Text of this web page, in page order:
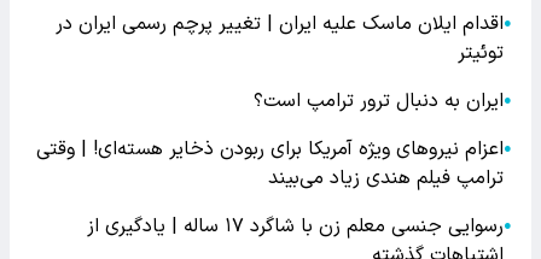
●اقدام ایلان ماسک علیه ایران | تغییر پرچم رسمی ایران در
توئیتر
●ایران به دنبال ترور ترامپ است؟
●اعزام نیروهای ویژه آمریکا برای ربودن ذخایر هسته‌ای! | وقتی
ترامپ فیلم هندی زیاد می‌بیند
●
رسوایی جنسی معلم زن با شاگرد ۱۷ ساله | یادگیری از